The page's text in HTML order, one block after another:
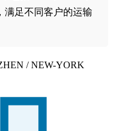
满足不同客户的运输
/ NEW-YORK